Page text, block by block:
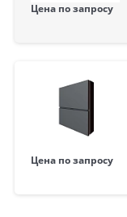
Цена по запросу
Цена по запросу